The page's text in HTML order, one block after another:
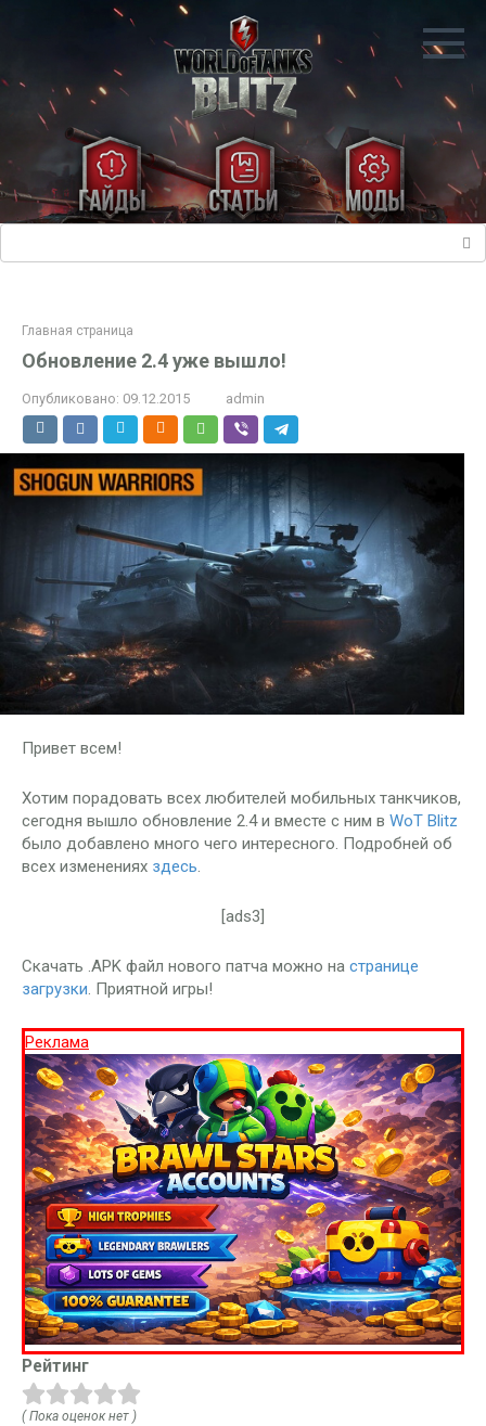
Главная страница
Обновление 2.4 уже вышло!
Опубликовано: 09.12.2015 admin
Привет всем!
Хотим порадовать всех любителей мобильных танкчиков,
сегодня вышло обновление 2.4 и вместе с ним в WoT Blitz
было добавлено много чего интересного. Подробней об
всех изменениях здесь
[ads3]
Скачать .APK файл нового патча можно на странице
загрузки . Приятной игры!
Реклама
Рейтинг
( Пока оценок нет )